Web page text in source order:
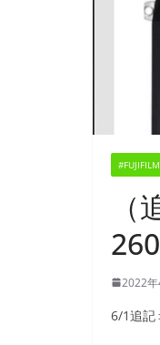
#FUJIFILM
2022
6/1追記